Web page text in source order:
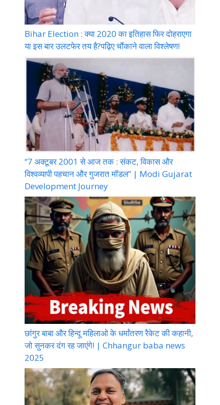
Bihar Election : क्या 2020 का इतिहास फिर दोहराएगा
या इस बार उलटफेर तय है?पढ़िए चौंकाने वाला विश्लेषण!
“7 अक्टूबर 2001 से आज तक : संकट, विकास और
विश्वव्यापी पहचान और गुजरात मॉडल” | Modi Gujarat
Development Journey
छांगुर बाबा और हिन्दू महिलाओ के धर्मांतरण रैकेट की कहानी,
जो सुनकर दंग रह जाएंगे! | Chhangur baba news
2025